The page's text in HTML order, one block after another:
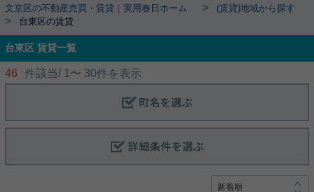
文京区の不動産売買・賃貸｜実用春日ホーム > (賃貸)地域から探す
> 台東区の賃貸
台東区 賃貸一覧
46 件該当/ 1 〜 30件を表示